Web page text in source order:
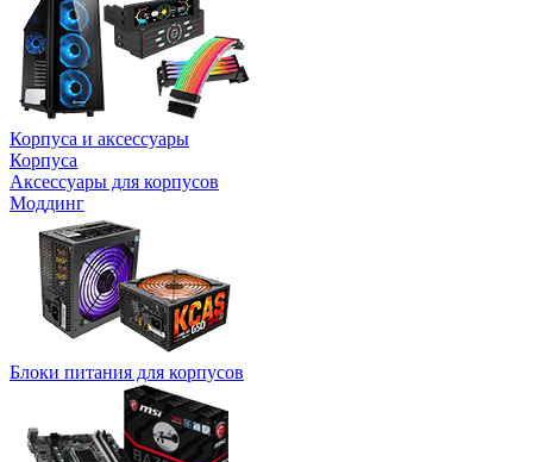
Корпуса и аксессуары
Корпуса
Аксессуары для корпусов
Моддинг
Блоки питания для корпусов